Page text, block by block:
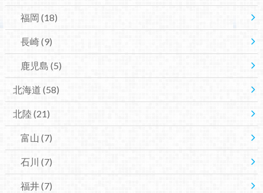
福岡 (18)
長崎(9)
鹿児島 (5)
北海道 (58)
北陸 (21)
富山 (7)
石川 (7)
福井(7)